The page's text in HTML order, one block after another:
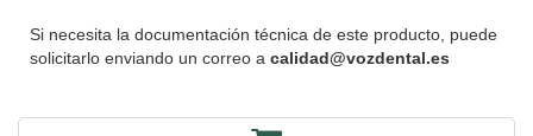
Si necesita la documentación técnica de este producto, puede
solicitarlo enviando un correo a calidad@vozdental.es